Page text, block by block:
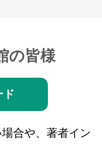
の皆様
ド
合や、著者イン